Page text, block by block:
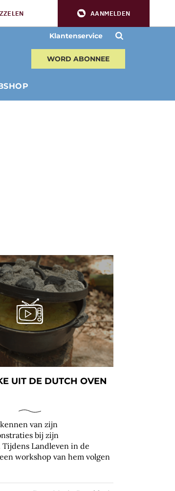
AANMELDEN
Klantenservice
WORD ABONNEE
UIT DE DUTCH OVEN
van zijn
bij zijn
Landleven in de
workshop van hem volgen